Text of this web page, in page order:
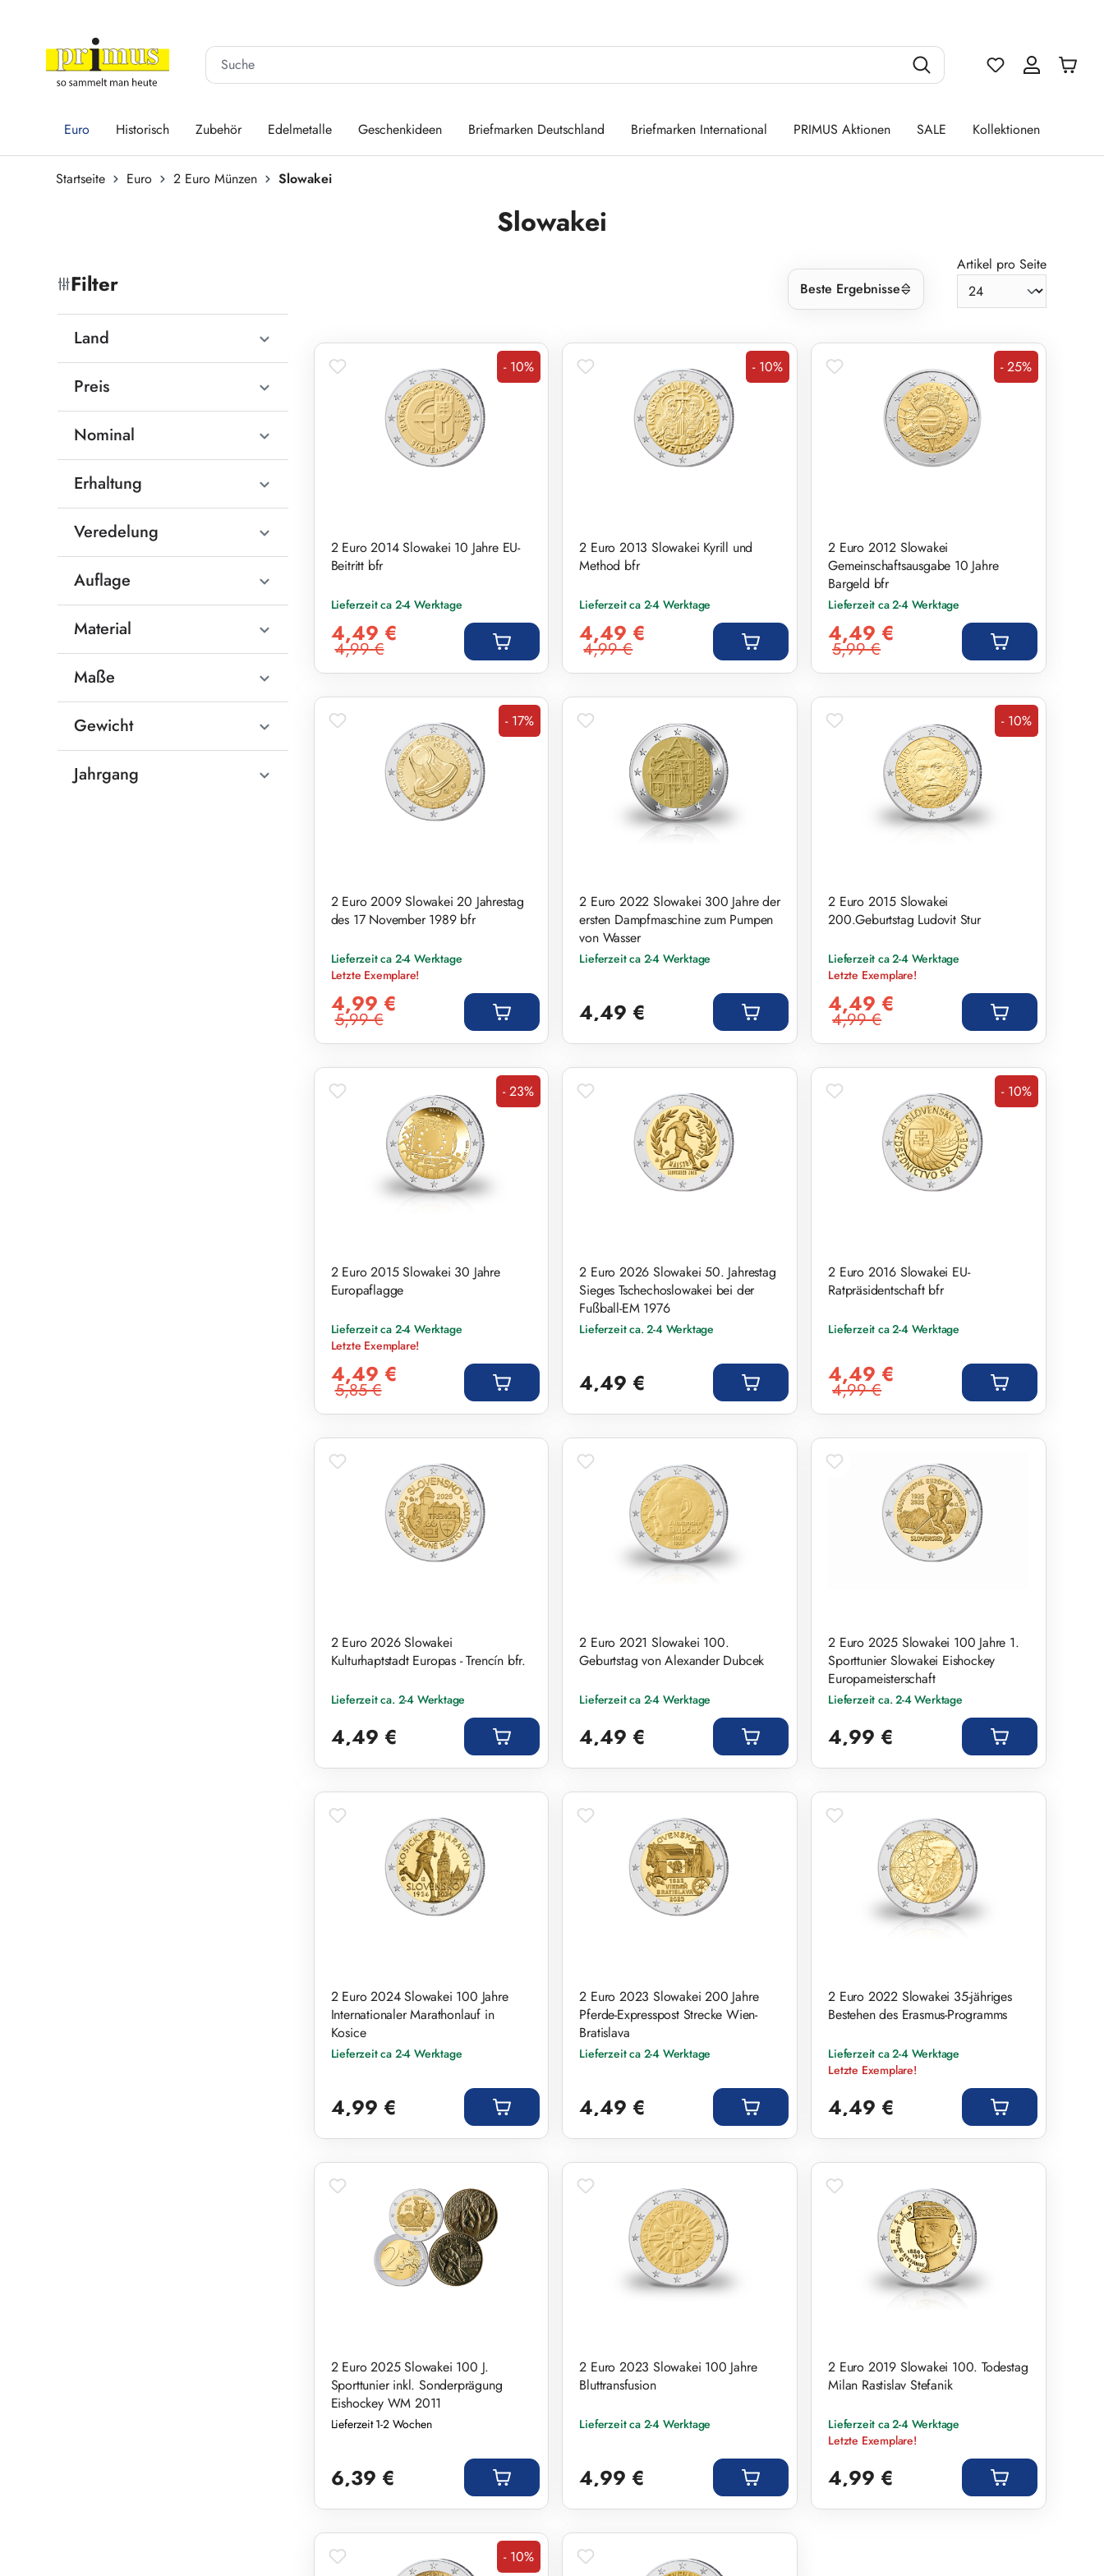
Du hast 0
Euro Historisch Zubehör Edelmetalle Geschenkideen Briefmarken Deutschland Briefmarken International PRIMUS Aktionen SALE Kollektionen
Startseite Euro 2 Euro Münzen Slowakei
Slowakei
Filter
Land
Preis
Nominal
Erhaltung
Veredelung
Auflage
Material
Maße
Gewicht
Jahrgang
Beste Ergebnisse
Artikel pro Seite
Rabatt
- 10%
2 Euro 2014 Slowakei 10 Jahre EU-
Beitritt bfr
Lieferzeit ca 2-4 Werktage
4,49 €
Regulärer Preis:
4,99 €
Rabatt
- 10%
2 Euro 2013 Slowakei Kyrill und
Method bfr
Lieferzeit ca 2-4 Werktage
4,49 €
Regulärer Preis:
4,99 €
Rabatt
- 25%
2 Euro 2012 Slowakei
Gemeinschaftsausgabe 10 Jahre
Bargeld bfr
Lieferzeit ca 2-4 Werktage
4,49 €
Regulärer Preis:
5,99 €
Rabatt
- 17%
2 Euro 2009 Slowakei 20 Jahrestag
des 17 November 1989 bfr
Lieferzeit ca 2-4 Werktage
Letzte Exemplare!
4,99 €
Regulärer Preis:
5,99 €
2 Euro 2022 Slowakei 300 Jahre der
ersten Dampfmaschine zum Pumpen
von Wasser
Lieferzeit ca 2-4 Werktage
4,49 €
Rabatt
- 10%
2 Euro 2015 Slowakei
200.Geburtstag Ludovit Stur
Lieferzeit ca 2-4 Werktage
Letzte Exemplare!
4,49 €
Regulärer Preis:
4,99 €
Rabatt
- 23%
2 Euro 2015 Slowakei 30 Jahre
Europaflagge
Lieferzeit ca 2-4 Werktage
Letzte Exemplare!
4,49 €
Regulärer Preis:
5,85 €
2 Euro 2026 Slowakei 50. Jahrestag
Sieges Tschechoslowakei bei der
Fußball-EM 1976
Lieferzeit ca. 2-4 Werktage
4,49 €
Rabatt
- 10%
2 Euro 2016 Slowakei EU-
Ratpräsidentschaft bfr
Lieferzeit ca 2-4 Werktage
4,49 €
Regulärer Preis:
4,99 €
2 Euro 2026 Slowakei
Kulturhaptstadt Europas - Trencín bfr.
Lieferzeit ca. 2-4 Werktage
4,49 €
2 Euro 2021 Slowakei 100.
Geburtstag von Alexander Dubcek
Lieferzeit ca 2-4 Werktage
4,49 €
2 Euro 2025 Slowakei 100 Jahre 1.
Sporttunier Slowakei Eishockey
Europameisterschaft
Lieferzeit ca. 2-4 Werktage
4,99 €
2 Euro 2024 Slowakei 100 Jahre
Internationaler Marathonlauf in
Kosice
Lieferzeit ca 2-4 Werktage
4,99 €
2 Euro 2023 Slowakei 200 Jahre
Pferde-Expresspost Strecke Wien-
Bratislava
Lieferzeit ca 2-4 Werktage
4,49 €
2 Euro 2022 Slowakei 35-jähriges
Bestehen des Erasmus-Programms
Lieferzeit ca 2-4 Werktage
Letzte Exemplare!
4,49 €
2 Euro 2025 Slowakei 100 J.
Sporttunier inkl. Sonderprägung
Eishockey WM 2011
Lieferzeit 1-2 Wochen
6,39 €
2 Euro 2023 Slowakei 100 Jahre
Bluttransfusion
Lieferzeit ca 2-4 Werktage
4,99 €
2 Euro 2019 Slowakei 100. Todestag
Milan Rastislav Stefanik
Lieferzeit ca 2-4 Werktage
Letzte Exemplare!
4,99 €
Rabatt
- 10%